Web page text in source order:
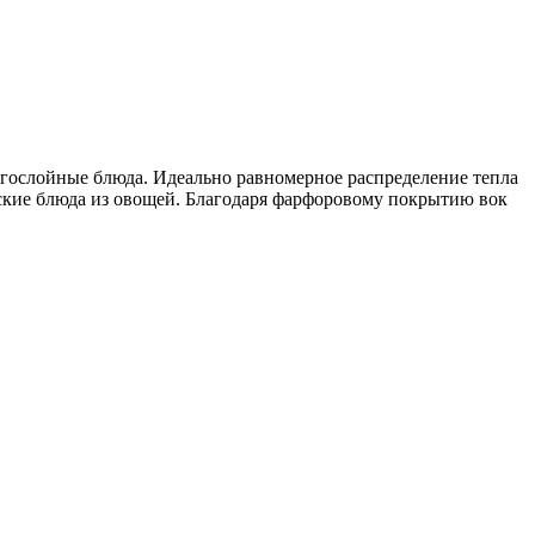
блюда. Идеально равномерное распределение тепла
блюда из овощей. Благодаря фарфоровому покрытию вок